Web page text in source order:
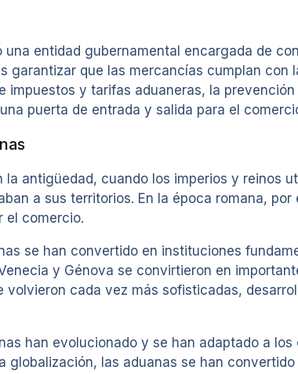
una entidad gubernamental encargada de
garantizar que las mercancías cumplan
impuestos y tarifas aduaneras, la
puerta de entrada y salida para el
la antigüedad, cuando los imperios y reinos
a sus territorios. En la época romana,
el comercio.
se han convertido en instituciones
y Génova se convirtieron en
volvieron cada vez más sofisticadas,
han evolucionado y se han adaptado a
globalización, las aduanas se han